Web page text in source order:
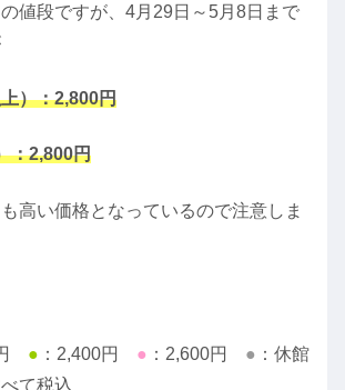
値段ですが、4月29日～5月8日まで
）：2,800円
：2,800円
高い価格となっているので注意しま
● ：2,400円 ● ：2,600円 ● ：休館
て税込